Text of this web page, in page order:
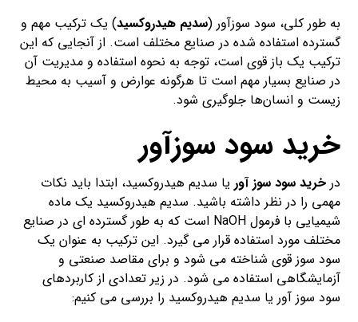
به طور کلی، سود سوزآور (سدیم هیدروکسید) یک ترکیب مهم و
گسترده استفاده شده در صنایع مختلف است. از آنجایی که این
ترکیب یک باز قوی است، توجه به نحوه استفاده و مدیریت آن
در صنایع بسیار مهم است تا هرگونه عوارض و آسیب به محیط
زیست و انسان‌ها جلوگیری شود.
خرید سود سوزآور
درخرید سود سوز آور یا سدیم هیدروکسید، ابتدا باید نکات
مهمی را در نظر داشته باشید. سدیم هیدروکسید یک ماده
شیمیایی با فرمول NaOH است که به طور گسترده ای در صنایع
مختلف مورد استفاده قرار می گیرد. این ترکیب به عنوان یک
سود سوز قوی شناخته می شود و برای مقاصد صنعتی و
آزمایشگاهی استفاده می شود. در زیر تعدادی از کاربردهای
سود سوز آور یا سدیم هیدروکسید را بررسی می کنیم: